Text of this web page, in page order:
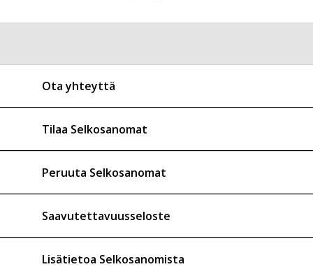
Ota yhteyttä
Tilaa Selkosanomat
Peruuta Selkosanomat
Saavutettavuusseloste
Lisätietoa Selkosanomista